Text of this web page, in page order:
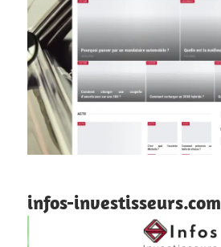
infos-investisseurs.com